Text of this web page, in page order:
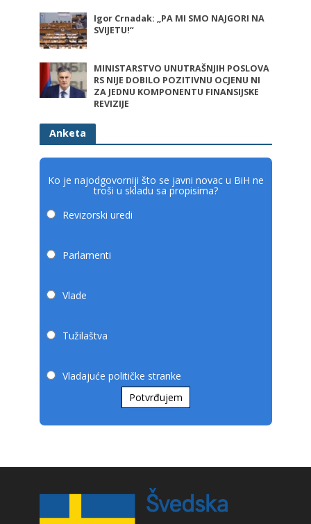
Igor Crnadak: „PA MI SMO NAJGORI NA
SVIJETU!“
MINISTARSTVO UNUTRAŠNJIH POSLOVA
RS NIJE DOBILO POZITIVNU OCJENU NI
ZA JEDNU KOMPONENTU FINANSIJSKE
REVIZIJE
Anketa
Ko je najodgovorniji što se javni novac u BiH ne
troši u skladu sa propisima?
Revizorski uredi
Parlamenti
Vlade
Tužilaštva
Vladajuće političke stranke
Potvrđujem